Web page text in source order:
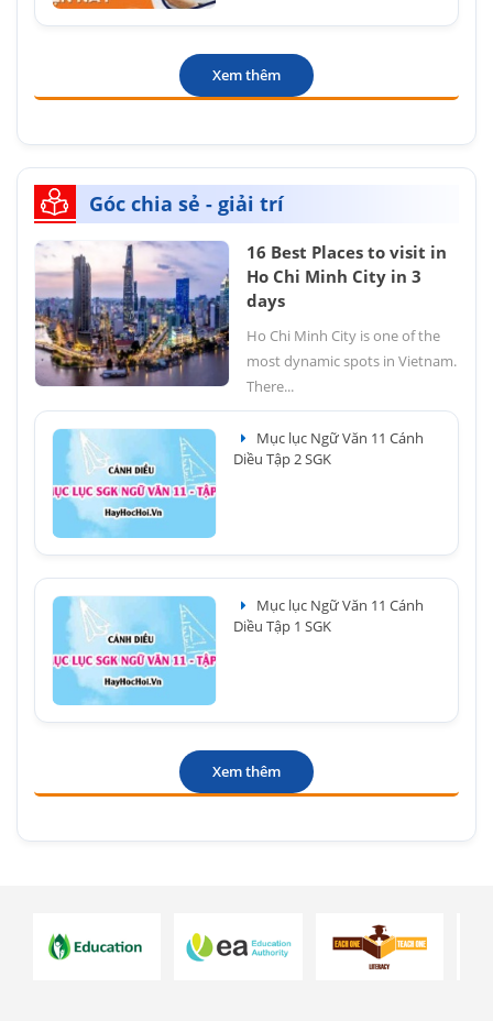
Xem thêm
Góc chia sẻ - giải trí
16 Best Places to visit in
Ho Chi Minh City in 3
days
Ho Chi Minh City is one of the
most dynamic spots in Vietnam.
There...
Mục lục Ngữ Văn 11 Cánh
Diều Tập 2 SGK
Mục lục Ngữ Văn 11 Cánh
Diều Tập 1 SGK
Xem thêm